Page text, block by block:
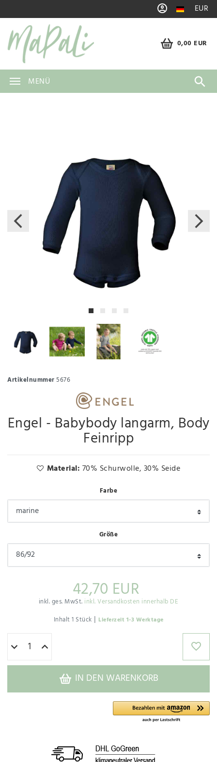
EUR
0,00 EUR
MENÜ
Artikelnummer5676
Engel - Babybody langarm, Body
Feinripp
Material: 70% Schurwolle, 30% Seide
Farbe
Größe
42,70 EUR
inkl. ges. MwSt. inkl. Versandkosten innerhalb DE
Inhalt1 Stück | Lieferzeit 1-3 Werktage
IN DEN WARENKORB